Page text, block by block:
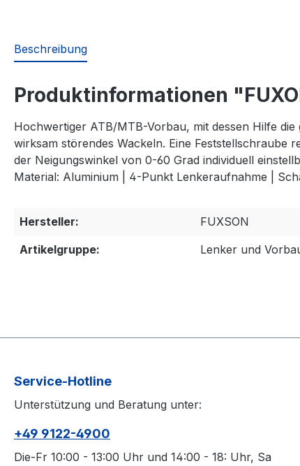
Beschreibung
Produktinformationen
Hochwertiger ATB/MTB-Vorbau, mit dessen Hilfe
wirksam störendes Wackeln. Eine Feststellschraube
der Neigungswinkel von 0-60 Grad individuell
Material: Aluminium | 4-Punkt Lenkeraufnahme |
Hersteller:
FUXSON
Artikelgruppe:
Lenker und
Service-Hotline
Unterstützung und Beratung unter:
+49 9122-4900
Die-Fr 10:00 - 13:00 Uhr und 14:00 - 18: Uhr, Sa